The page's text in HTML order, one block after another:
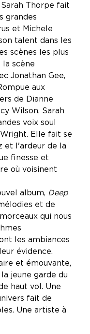
Thorpe fait
grandes
et Michele
talent dans les
scènes les plus
la scène
Jonathan Gee,
aux
de Dianne
Wilson, Sarah
voix soul
Elle fait se
et l'ardeur de la
finesse et
où voisinent
album, Deep
et de
qui nous
les ambiances
évidence.
et émouvante,
jeune garde du
haut vol. Une
fait de
Une artiste à